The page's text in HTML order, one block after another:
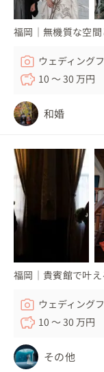
福岡｜無機質な空
ウェディング
10 〜 30 万円
和婚
福岡｜貴賓館で叶
ウェディング
10 〜 30 万円
その他